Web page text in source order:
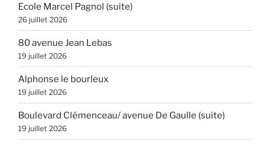
Ecole Marcel Pagnol (suite)
26 juillet 2026
80 avenue Jean Lebas
19 juillet 2026
Alphonse le bourleux
19 juillet 2026
Boulevard Clémenceau/ avenue De Gaulle (suite)
19 juillet 2026